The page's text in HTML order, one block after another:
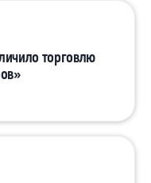
торговлю